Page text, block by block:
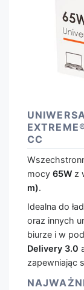
CC
mocy 65W z
m).
Idealna do
oraz innych
biurze i w
Delivery 3.0
zapewniając